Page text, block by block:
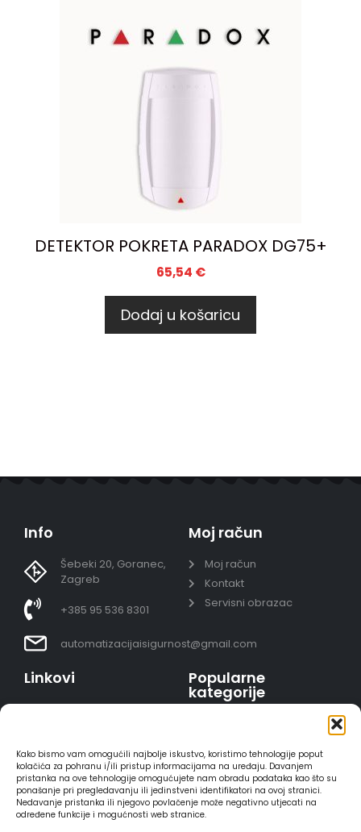
Kako bismo vam omogućili najbolje iskustvo, koristimo tehnologije poput
kolačića za pohranu i/ili pristup informacijama na uređaju. Davanjem
pristanka na ove tehnologije omogućujete nam obradu podataka kao što su
ponašanje pri pregledavanju ili jedinstveni identifikatori na ovoj stranici.
Nedavanje pristanka ili njegovo povlačenje može negativno utjecati na
određene funkcije i mogućnosti web stranice.
DETEKTOR POKRETA PARADOX DG75+
65,54 €
Dodaj u košaricu
Info
Šebeki 20, Goranec,
Zagreb
+385 95 536 8301
automatizacijaisigurnost@gmail.com
Moj račun
Moj račun
Kontakt
Servisni obrazac
Linkovi
Sigurno plaćanje
karticama
Dostava
Načini plaćanja
Raskid ugovora
Popularne
kategorije
Video nadzor - kompleti
AJAX alarmi
HIKVISION portafoni
REOLINK kamere
DVC portafoni